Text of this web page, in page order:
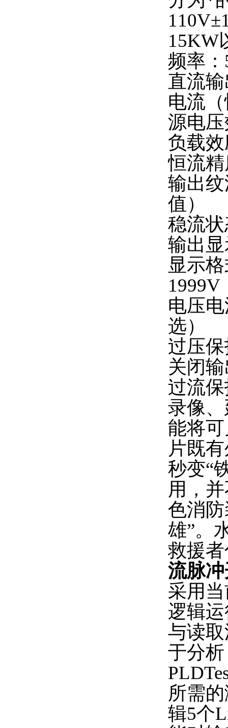
15KW
频率：
直流
电流
源电
负载
恒流
输出
值）
稳流
输出
显示
1999V
电压
选）
过压
关闭
过流
录像
能将
片既
秒变“
用，
色消
雄”。
救援
流脉
采用
逻辑
与读
于分
所需
辑5个